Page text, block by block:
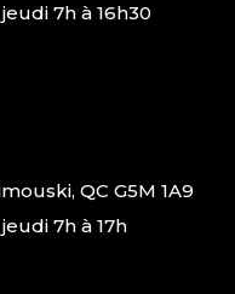
7h à 16h30
QC G5M 1A9
7h à 17h